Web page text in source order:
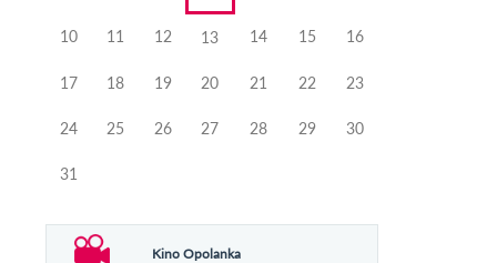
10 11 12 13 14 15 16
17 18 19 20 21 22 23
24 25 26 27 28 29 30
31
Kino Opolanka